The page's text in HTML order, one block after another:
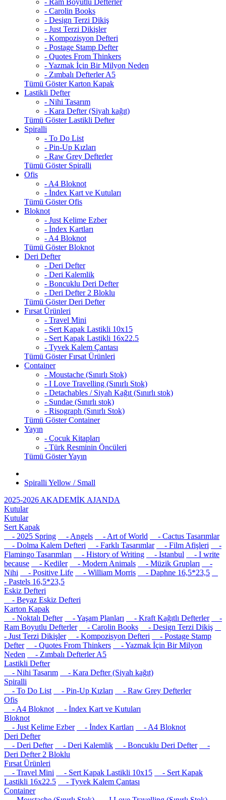
- Ram Boyutlu Defterler
- Carolin Books
- Design Terzi Dikiş
- Just Terzi Dikişler
- Kompozisyon Defteri
- Postage Stamp Defter
- Quotes From Thinkers
- Yazmak İçin Bir Milyon Neden
- Zımbalı Defterler A5
Tümü Göster Karton Kapak
Lastikli Defter
- Nihi Tasarım
- Kara Defter (Siyah kağıt)
Tümü Göster Lastikli Defter
Spiralli
- To Do List
- Pin-Up Kızları
- Raw Grey Defterler
Tümü Göster Spiralli
Ofis
- A4 Bloknot
- İndex Kart ve Kutuları
Tümü Göster Ofis
Bloknot
- Just Kelime Ezber
- İndex Kartları
- A4 Bloknot
Tümü Göster Bloknot
Deri Defter
- Deri Defter
- Deri Kalemlik
- Boncuklu Deri Defter
- Deri Defter 2 Bloklu
Tümü Göster Deri Defter
Fırsat Ürünleri
- Travel Mini
- Sert Kapak Lastikli 10x15
- Sert Kapak Lastikli 16x22.5
- Tyvek Kalem Çantası
Tümü Göster Fırsat Ürünleri
Container
- Moustache (Sınırlı Stok)
- I Love Travelling (Sınırlı Stok)
- Detachables / Siyah Kağıt (Sınırlı stok)
- Sundae (Sınırlı stok)
- Risograph (Sınırlı Stok)
Tümü Göster Container
Yayın
- Çocuk Kitapları
- Türk Resminin Öncüleri
Tümü Göster Yayın
Spiralli Yellow / Small
2025-2026 AKADEMİK AJANDA
Kutular
Kutular
Sert Kapak
- 2025 Spring
- Angels - Art of World
- Cactus Tasarımlar
- Dolma Kalem Defteri
- Farklı Tasarımlar - Film Afişleri
-
Flamingo Tasarımları
- History of Writing - Istanbul
- I write
because
- Kediler - Modern Animals - Müzik Grupları
-
Nihi
- Positive Life - William Morris
- Daphne 16,5*23,5
- Pastels 16,5*23,5
Eskiz Defteri
- Beyaz Eskiz Defteri
Karton Kapak
- Noktalı Defter
- Yaşam Planları - Kraft Kağıtlı Defterler
-
Ram Boyutlu Defterler
- Carolin Books
- Design Terzi Dikiş
- Just Terzi Dikişler
- Kompozisyon Defteri
- Postage Stamp
Defter
- Quotes From Thinkers
- Yazmak İçin Bir Milyon
Neden
- Zımbalı Defterler A5
Lastikli Defter
- Nihi Tasarım
- Kara Defter (Siyah kağıt)
Spiralli
- To Do List
- Pin-Up Kızları
- Raw Grey Defterler
Ofis
- A4 Bloknot
- İndex Kart ve Kutuları
Bloknot
- Just Kelime Ezber
- İndex Kartları
- A4 Bloknot
Deri Defter
- Deri Defter
- Deri Kalemlik - Boncuklu Deri Defter
-
Deri Defter 2 Bloklu
Fırsat Ürünleri
- Travel Mini
- Sert Kapak Lastikli 10x15
- Sert Kapak
Lastikli 16x22.5
- Tyvek Kalem Çantası
Container